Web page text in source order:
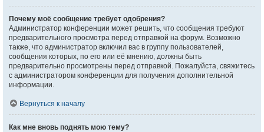
Почему моё сообщение требует одобрения?
Администратор конференции может решить, что сообщения требуют
предварительного просмотра перед отправкой на форум. Возможно
также, что администратор включил вас в группу пользователей,
сообщения которых, по его или её мнению, должны быть
предварительно просмотрены перед отправкой. Пожалуйста, свяжитесь
с администратором конференции для получения дополнительной
информации.
Вернуться к началу
Как мне вновь поднять мою тему?